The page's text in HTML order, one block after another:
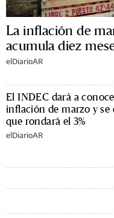
La inflación de
acumula diez
elDiarioAR
El INDEC dará a
inflación de marzo y se
que rondará el 3%
elDiarioAR